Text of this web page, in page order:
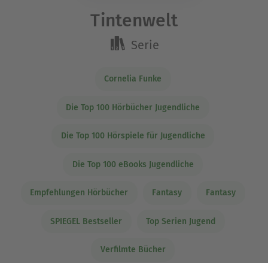
Tintenwelt
Serie
Cornelia Funke
Die Top 100 Hörbücher Jugendliche
Die Top 100 Hörspiele für Jugendliche
Die Top 100 eBooks Jugendliche
Empfehlungen Hörbücher Fantasy Fantasy
SPIEGEL Bestseller Top Serien Jugend
Verfilmte Bücher